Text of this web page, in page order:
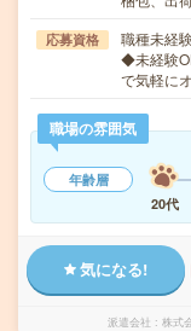
応募資格
職種未経
◆未経験
で気軽に
職場の雰囲気
年齢層
20代
気になる!
派遣会社 株式